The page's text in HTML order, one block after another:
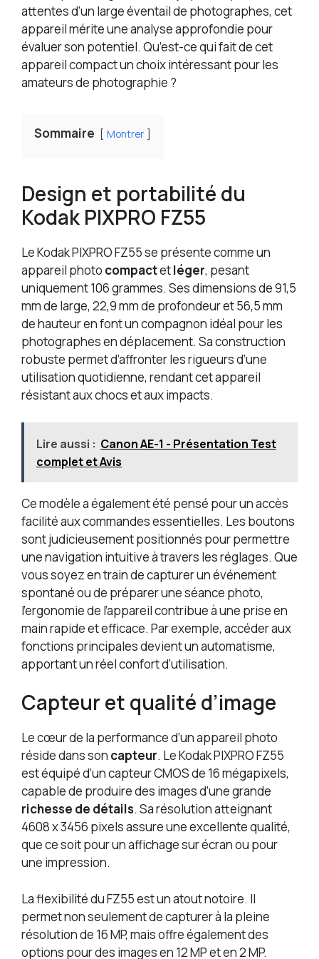
la famille, les amis, etc.
portée de main. 【Protection renforcée intérieure
et extérieure】: L'extérieur rigide protège vos
Kodak PIXPRO FZ55 16MP, FZ45 ou FZ43 Appareil
photo numérique contre les chutes. L’intérieur
doublé en velours empêche les rayures. Fermeture
éclair fluide et poignée solide pour une utilisation
PIXPRO FZ55 16MP, FZ45 ou FZ43 Appareil photo
numérique contre les chutes. L’intérieur doublé en
durable. 【Remarque】: Ce produit comprend
uniquement 1 Étui pour appareil photo,1 Sangle de
cou.Les Kodak PIXPRO FZ55 16MP,PIXPRO FZ45
ne sont pas inclus. Cette housse est parfaite pour
accompagner votre Kodak PIXPRO FZ55 Digital
Camera au quotidien ou en déplacement.
attentes d’un large éventail de photographes, cet
appareil mérite une analyse approfondie pour
évaluer son potentiel. Qu’est-ce qui fait de cet
appareil compact un choix intéressant pour les
amateurs de photographie ?
Sommaire Montrer
Design et portabilité du
Kodak PIXPRO FZ55
Le Kodak PIXPRO FZ55 se présente comme un
appareil photo compactetléger, pesant
uniquement 106 grammes. Ses dimensions de 91,5
mm de large, 22,9 mm de profondeur et 56,5 mm
de hauteur en font un compagnon idéal pour les
photographes en déplacement. Sa construction
robuste permet d’affronter les rigueurs d’une
utilisation quotidienne, rendant cet appareil
résistant aux chocs et aux impacts.
Lire aussi : Canon AE-1 - Présentation Test
complet et Avis
Ce modèle a également été pensé pour un accès
facilité aux commandes essentielles. Les boutons
sont judicieusement positionnés pour permettre
une navigation intuitive à travers les réglages. Que
vous soyez en train de capturer un événement
spontané ou de préparer une séance photo,
l’ergonomie de l’appareil contribue à une prise en
main rapide et efficace. Par exemple, accéder aux
fonctions principales devient un automatisme,
apportant un réel confort d’utilisation.
Capteur et qualité d’image
Le cœur de la performance d’un appareil photo
réside dans son capteur. Le Kodak PIXPRO FZ55
est équipé d’un capteur CMOS de 16 mégapixels,
capable de produire des images d’une grande
richesse de détails. Sa résolution atteignant
4608 x 3456 pixels assure une excellente qualité,
que ce soit pour un affichage sur écran ou pour
une impression.
La flexibilité du FZ55 est un atout notoire. Il
permet non seulement de capturer à la pleine
résolution de 16 MP, mais offre également des
options pour des images en 12 MP et en 2 MP.